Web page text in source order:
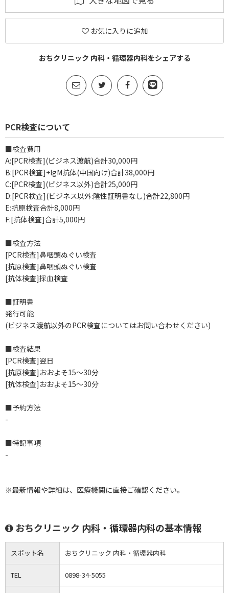
お気に入りに追加
おちクリニック 内科・循環器内科をシェアする
PCR検査について
■検査費用
A:[PCR検査](ビジネス渡航)合計30,000円
B:[PCR検査]+IgM抗体(中国向け)合計38,000円
C:[PCR検査](ビジネス以外)合計25,000円
D:[PCR検査](ビジネス以外:陰性証明書なし)合計22,800円
E:抗原検査合計8,000円
F:[抗体検査]合計5,000円
■検査方法
[PCR検査]鼻咽頭ぬぐい検査
[抗原検査]鼻咽頭ぬぐい検査
[抗体検査]採血検査
■証明書
発行可能
(ビジネス渡航以外のPCR検査についてはお問い合わせください)
■検査結果
[PCR検査]翌日
[抗原検査]おおよそ15～30分
[抗体検査]おおよそ15～30分
■予約方法
-
■特記事項
-
※最新情報や詳細は、医療機関に直接ご確認ください。
おちクリニック 内科・循環器内科の基本情報
スポット名 おちクリニック 内科・循環器内科
TEL 0898-34-5055